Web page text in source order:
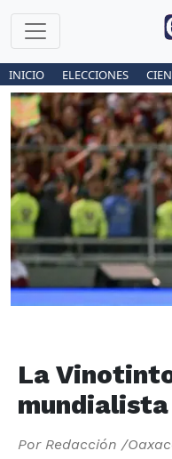
INICIO ELECCIONES
La
Por Redacción /